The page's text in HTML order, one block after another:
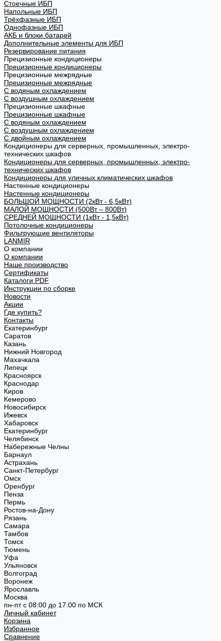
Стоечные ИБП
Напольные ИБП
Трёхфазные ИБП
Однофазные ИБП
АКБ и блоки батарей
Дополнительные элементы для ИБП
Резервирование питания
Прецизионные кондиционеры
Прецизионные кондиционеры
Прецизионные межрядные
Прецизионные межрядные
С водяным охлаждением
С воздушным охлаждением
Прецизионные шкафные
Прецизионные шкафные
С водяным охлаждением
С воздушным охлаждением
С двойным охлаждением
Кондиционеры для серверных, промышленных, электро-
технических шкафов
Кондиционеры для серверных, промышленных, электро-
технических шкафов
Кондиционеры для уличных климатических шкафов
Настенные кондиционеры
Настенные кондиционеры
БОЛЬШОЙ МОЩНОСТИ (2кВт - 6,5кВт)
МАЛОЙ МОЩНОСТИ (500Вт – 800Вт)
СРЕДНЕЙ МОЩНОСТИ (1кВт - 1,5кВт)
Потолочные кондиционеры
Фильтрующие вентиляторы
LANMIR
О компании
О компании
Наше производство
Сертификаты
Каталоги PDF
Инструкции по сборке
Новости
Акции
Где купить?
Контакты
Екатеринбург
Саратов
Казань
Нижний Новгород
Махачкала
Липецк
Красноярск
Краснодар
Киров
Кемерово
Новосибирск
Ижевск
Хабаровск
Екатеринбург
Челябинск
Набережные Челны
Барнаул
Астрахань
Санкт-Петербург
Омск
Оренбург
Пенза
Пермь
Ростов-на-Дону
Рязань
Самара
Тамбов
Томск
Тюмень
Уфа
Ульяновск
Волгоград
Воронеж
Ярославль
Москва
пн-пт с 08:00 до 17:00 по МСК
Личный кабинет
Корзина
Избранное
Сравнение